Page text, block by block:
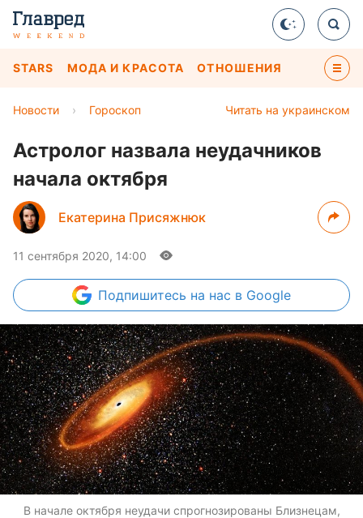
STARS МОДА И КРАСОТА ОТНОШЕНИЯ
Читать на украинском
Новости › Гороскоп
Астролог назвала неудачников
начала октября
Екатерина Присяжнюк
11 сентября 2020, 14:00
Подпишитесь на нас в Google
В начале октября неудачи спрогнозированы Близнецам,